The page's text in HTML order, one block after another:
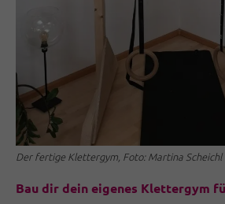
Der fertige Klettergym, Foto: Martina Scheichl
Bau dir dein eigenes Klettergym